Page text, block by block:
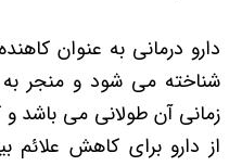
دارو درمانی به عنوان
شناخته می شود و منجر به
زمانی آن طولانی می باشد
از دارو برای کاهش علائم